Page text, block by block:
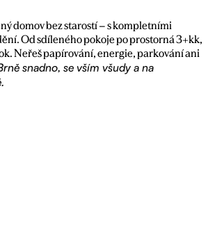
domov bez starostí – s kompletními
Od sdíleného pokoje po prostorná 3+kk,
Neřeš papírování, energie, parkování ani
snadno, se vším všudy a na